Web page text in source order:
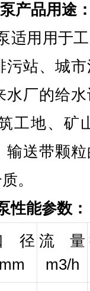
产品用途
适用用于
污站、城
水厂的给
工地、矿
输送带颗
。
性能参数：
径
mm
流 量
m3/h